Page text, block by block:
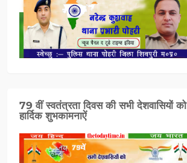
79 वीं स्वतंत्रता दिवस की सभी देशवासियों को
हार्दिक शुभकामनाऐं